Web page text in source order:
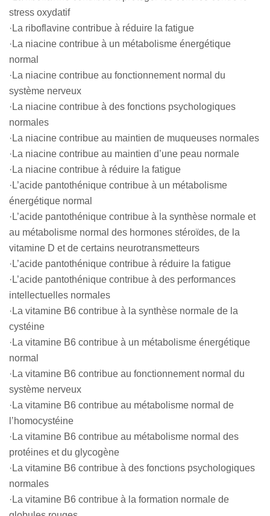
stress oxydatif
·La riboflavine contribue à réduire la fatigue
·La niacine contribue à un métabolisme énergétique
normal
·La niacine contribue au fonctionnement normal du
système nerveux
·La niacine contribue à des fonctions psychologiques
normales
·La niacine contribue au maintien de muqueuses normales
·La niacine contribue au maintien d’une peau normale
·La niacine contribue à réduire la fatigue
·L’acide pantothénique contribue à un métabolisme
énergétique normal
·L’acide pantothénique contribue à la synthèse normale et
au métabolisme normal des hormones stéroïdes, de la
vitamine D et de certains neurotransmetteurs
·L’acide pantothénique contribue à réduire la fatigue
·L’acide pantothénique contribue à des performances
intellectuelles normales
·La vitamine B6 contribue à la synthèse normale de la
cystéine
·La vitamine B6 contribue à un métabolisme énergétique
normal
·La vitamine B6 contribue au fonctionnement normal du
système nerveux
·La vitamine B6 contribue au métabolisme normal de
l’homocystéine
·La vitamine B6 contribue au métabolisme normal des
protéines et du glycogène
·La vitamine B6 contribue à des fonctions psychologiques
normales
·La vitamine B6 contribue à la formation normale de